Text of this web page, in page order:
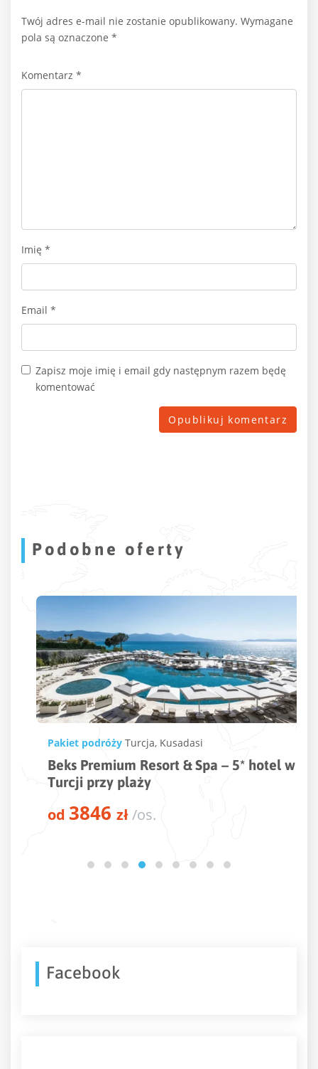
Twój adres e-mail nie zostanie opublikowany. Wymagane
pola są oznaczone *
Komentarz *
Imię *
Email *
Zapisz moje imię i email gdy następnym razem będę
komentować
Podobne oferty
Pakiet podróży Turcja,Kusadasi
Beks Premium Resort & Spa – 5* hotel w
Turcji przy plaży
od3846zł /os.
Facebook